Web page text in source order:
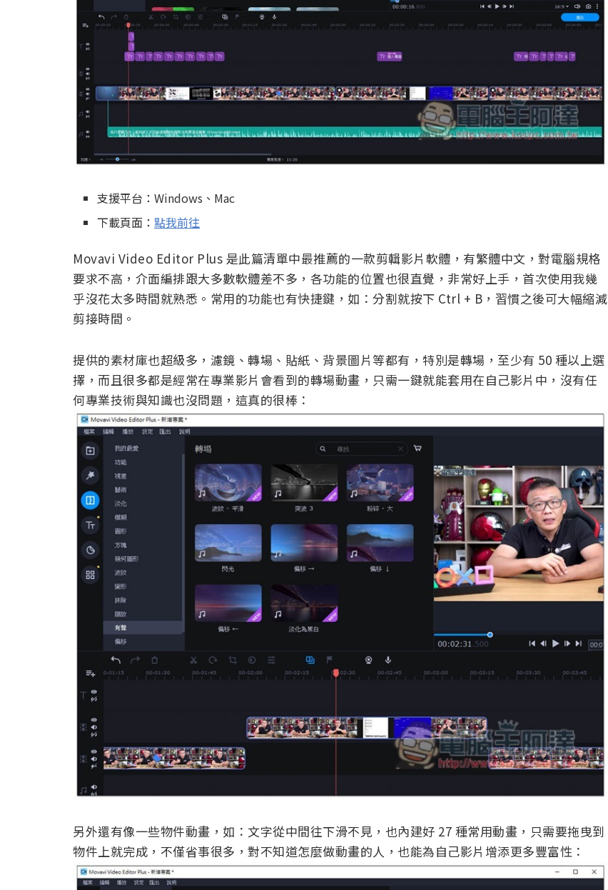
支援平台：Windows、Mac
下載頁面：點我前往
Movavi Video Editor Plus 是此篇清單中最推薦的一款剪輯影片軟體，有繁體中文，對電腦規格
要求不高，介面編排跟大多數軟體差不多，各功能的位置也很直覺，非常好上手，首次使用我幾
乎沒花太多時間就熟悉。常用的功能也有快捷鍵，如：分割就按下 Ctrl + B，習慣之後可大幅縮減
剪接時間。
提供的素材庫也超級多，濾鏡、轉場、貼紙、背景圖片等都有，特別是轉場，至少有 50 種以上選
擇，而且很多都是經常在專業影片會看到的轉場動畫，只需一鍵就能套用在自己影片中，沒有任
何專業技術與知識也沒問題，這真的很棒：
另外還有像一些物件動畫，如：文字從中間往下滑不見，也內建好 27 種常用動畫，只需要拖曳到
物件上就完成，不僅省事很多，對不知道怎麼做動畫的人，也能為自己影片增添更多豐富性：